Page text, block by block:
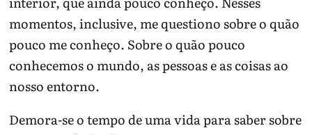
momentos, inclusive, me questiono sobre o quão
pouco me conheço. Sobre o quão pouco
conhecemos o mundo, as pessoas e as coisas ao
nosso entorno.
Demora-se o tempo de uma vida para saber sobre